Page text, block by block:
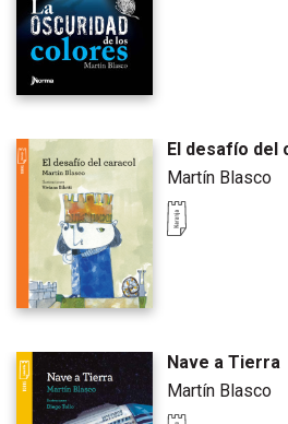
El desafío del
Martín Blasco
Nave a Tierra
Martín Blasco